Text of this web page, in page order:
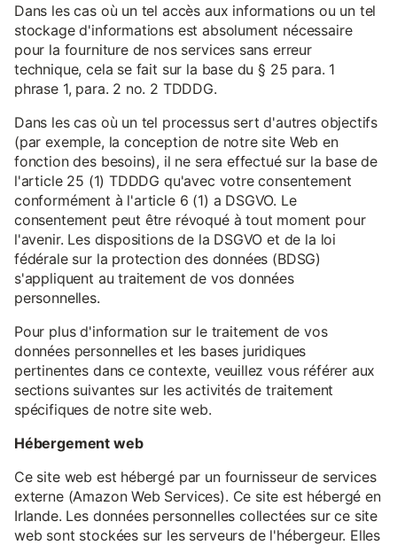
Dans les cas où un tel accès aux informations ou un tel
stockage d'informations est absolument nécessaire
pour la fourniture de nos services sans erreur
technique, cela se fait sur la base du § 25 para. 1
phrase 1, para. 2 no. 2 TDDDG.
Dans les cas où un tel processus sert d'autres objectifs
(par exemple, la conception de notre site Web en
fonction des besoins), il ne sera effectué sur la base de
l'article 25 (1) TDDDG qu'avec votre consentement
conformément à l'article 6 (1) a DSGVO. Le
consentement peut être révoqué à tout moment pour
l'avenir. Les dispositions de la DSGVO et de la loi
fédérale sur la protection des données (BDSG)
s'appliquent au traitement de vos données
personnelles.
Pour plus d'information sur le traitement de vos
données personnelles et les bases juridiques
pertinentes dans ce contexte, veuillez vous référer aux
sections suivantes sur les activités de traitement
spécifiques de notre site web.
Hébergement web
Ce site web est hébergé par un fournisseur de services
externe (Amazon Web Services). Ce site est hébergé en
Irlande. Les données personnelles collectées sur ce site
web sont stockées sur les serveurs de l'hébergeur. Elles